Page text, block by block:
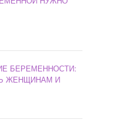
БЕРЕМЕННОСТИ:
ЖЕНЩИНАМ И